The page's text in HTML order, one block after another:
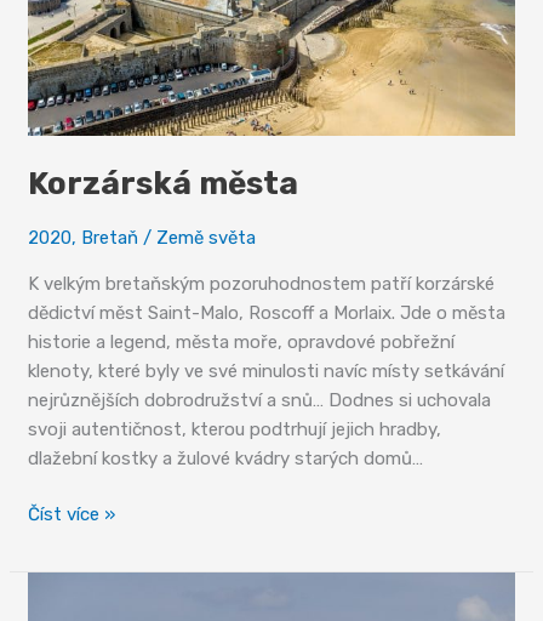
Korzárská města
2020, Bretaň / Země světa
K velkým bretaňským pozoruhodnostem patří korzárské
dědictví měst Saint-Malo, Roscoff a Morlaix. Jde o města
historie a legend, města moře, opravdové pobřežní
klenoty, které byly ve své minulosti navíc místy setkávání
nejrůznějších dobrodružství a snů… Dodnes si uchovala
svoji autentičnost, kterou podtrhují jejich hradby,
dlažební kostky a žulové kvádry starých domů…
Korzárská
Číst více »